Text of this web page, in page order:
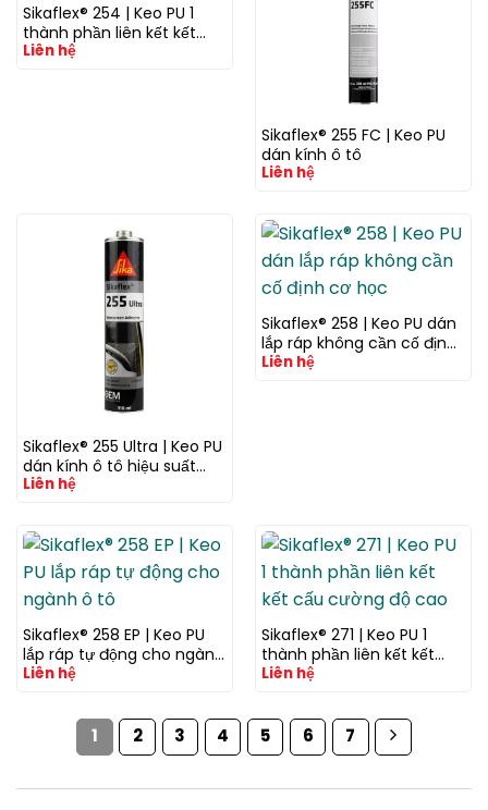
Sikaflex® 254 | Keo PU 1
thành phần liên kết kết
cấu cường độ cao
Liên hệ
Sikaflex® 255 FC | Keo PU
dán kính ô tô
Liên hệ
Sikaflex® 255 Ultra | Keo PU
dán kính ô tô hiệu suất
cao
Liên hệ
Sikaflex® 258 | Keo PU dán
lắp ráp không cần cố định
cơ học
Liên hệ
Sikaflex® 258 EP | Keo PU
lắp ráp tự động cho ngành
ô tô
Liên hệ
Sikaflex® 271 | Keo PU 1
thành phần liên kết kết
cấu cường độ cao
Liên hệ
1 2 3 4 5 6 7